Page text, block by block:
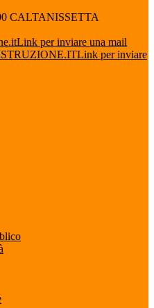
CALTANISSETTA
Link per inviare una mail
Link per inviare